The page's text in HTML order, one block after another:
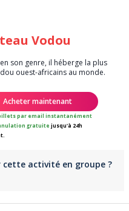
Vodou
son genre, il héberge la plus
ouest-africains au monde.
Acheter maintenant
par email instantanément
gratuite jusqu'à 24h
activité en groupe ?